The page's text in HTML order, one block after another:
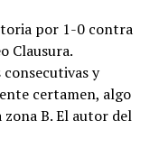
por 1-0 contra
Clausura.
y
certamen, algo
B. El autor del